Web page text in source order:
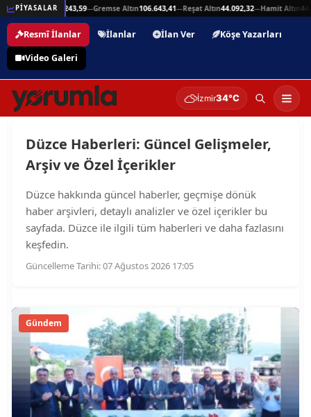
PİYASALAR
Altın215.243,59—Gremse Altın106.643,41—Reşat Altın44.092,32—Hamit Altın
Resmî İlanlar İlanlar İlan Ver
Köşe Yazarları
Video Galeri
İzmir34°C
Düzce Haberleri: Güncel Gelişmeler,
Arşiv ve Özel İçerikler
Düzce hakkında güncel haberler, geçmişe dönük
haber arşivleri, detaylı analizler ve özel içerikler bu
sayfada. Düzce ile ilgili tüm haberleri ve daha fazlasını
keşfedin.
Güncelleme Tarihi: 07 Ağustos 2026 17:05
Gündem